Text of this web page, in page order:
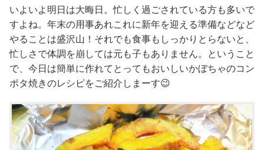
いよいよ明日は大晦日。忙しく過ごされている方も多いで
すよね。年末の用事あれこれに新年を迎える準備などなど
やることは盛沢山！それでも食事もしっかりとらないと、
忙しさで体調を崩しては元も子もありません。ということ
で、今日は簡単に作れてとってもおいしいかぼちゃのコン
ポタ焼きのレシピをご紹介しまーす😉